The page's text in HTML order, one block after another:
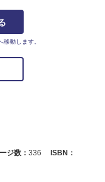
動します。
ジ数： 336
ISBN：